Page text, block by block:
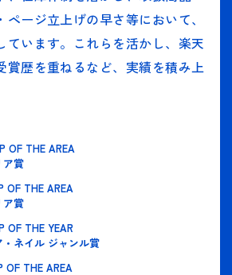
ージ立上げの早さ等において、
ています。これらを活かし、楽天
賞歴を重ねるなど、実績を積み上
OF THE AREA
ア賞
OF THE AREA
ア賞
OF THE YEAR
ネイル ジャンル賞
OF THE AREA